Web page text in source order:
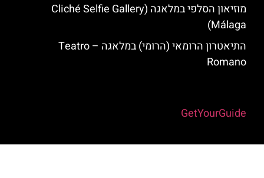
מוזיאון הסלפי במלאגה (Cliché Selfie Gallery
Málaga)
התיאטרון הרומאי (הרומי) במלאגה – ‪Teatro
Romano‬
GetYourGuide